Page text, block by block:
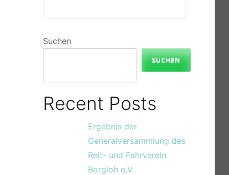
Suchen
SUCHEN
Recent Posts
Ergebnis der
Generalversammlung des
Reit- und Fahrverein
Borgloh e.V.